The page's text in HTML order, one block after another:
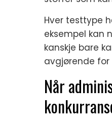
Hver testtype
eksempel kan
kanskje bare
avgjørende
Når